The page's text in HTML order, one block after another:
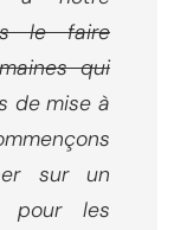
le faire
qui
de mise à
sur un
pour les